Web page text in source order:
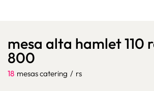
mesa alta hamlet 110
800
18 mesas catering / rs